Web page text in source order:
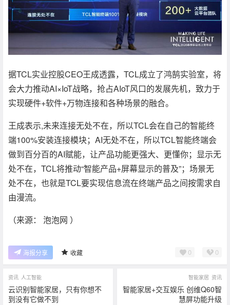
据TCL实业控股CEO王成透露，TCL成立了鸿鹄实验室，将
会大力推动AI×IoT战略，抢占AIoT风口的发展先机，致力于
实现硬件+软件+万物连接和各种场景的融合。
王成表示,未来连接无处不在，所以TCL会在自己的智能终
端100%安装连接模块；AI无处不在，所以TCL智能终端会
做到百分百的AI赋能，让产品功能更强大、更懂你；显示无
处不在，TCL将推动“智能产品+屏幕显示的普及”；场景无
处不在，也就是TCL要实现信息流在终端产品之间按需求自
由漫流。
（来源： 泡泡网 ）
海报分享 收藏 0 0
资讯 人工智能
云识别智能家居，只有你想不
到没有它做不到
智能家居 资讯
智能家居+交互娱乐 创维Q60智
慧屏功能升级